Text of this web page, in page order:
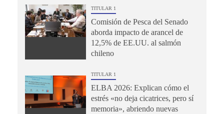
TITULAR 1
Comisión de Pesca del Senado
aborda impacto de arancel de
12,5% de EE.UU. al salmón
chileno
TITULAR 1
ELBA 2026: Explican cómo el
estrés «no deja cicatrices, pero sí
memoria», abriendo nuevas